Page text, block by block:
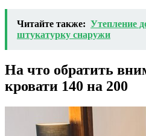
Читайте также: Утепление
штукатурку снаружи
На что обратить
кровати 140 на 200